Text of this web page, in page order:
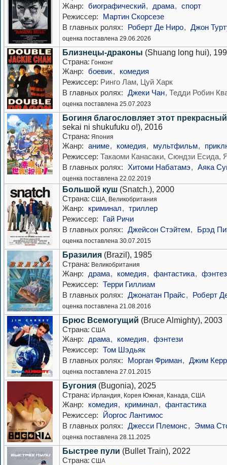
Жанр: биографический, драма, спорт
Режиссер:
Мартин Скорсезе
В главных ролях:
Роберт Де Ниро, Джон
оценка поставлена 29.06.2026
Близнецы-драконы (Shuang long hui),
Страна: Гонконг
Жанр: боевик,
комедия
Режиссер: Ринго Лам, Цуй Харк
В главных ролях: Джеки Чан, Тедди Робин
оценка поставлена 25.07.2023
Богиня благословляет этот
sekai ni shukufuku o!), 2016
Страна: Япония
Жанр: аниме, комедия, мультфильм,
Режиссер: Такаоми Канасаки, Сюндзи Есида,
В главных ролях: Хитоми Набатамэ, Аяка
оценка поставлена 22.02.2019
Большой куш (Snatch.), 2000
Страна: США, Великобритания
Жанр: криминал, триллер
Режиссер:
Гай Ричи
В главных ролях: Джейсон Стэйтем, Брэд
оценка поставлена 30.07.2015
Бразилия (Brazil), 1985
Страна: Великобритания
Жанр: драма, комедия, фантастика,
Режиссер: Терри Гиллиам
В главных ролях: Джонатан Прайс, Роберт
оценка поставлена 21.08.2016
Брюс Всемогущий (Bruce Almighty), 2003
Страна: США
Жанр: драма, комедия, фэнтези
Режиссер: Том Шэдьяк
В главных ролях:
Морган Фриман, Джим
оценка поставлена 27.01.2015
Бугония (Bugonia), 2025
Страна: Ирландия, Корея Южная, Канада, США
Жанр: комедия, криминал, фантастика
Режиссер:
Йоргос Лантимос
В главных ролях: Джесси Племонс, Эмма
оценка поставлена 28.11.2025
Быстрее пули (Bullet Train), 2022
Страна: США